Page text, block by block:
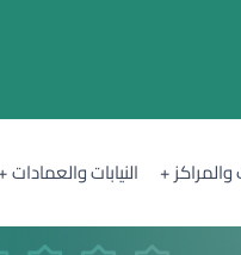
والمراكز النيابات والعمادات